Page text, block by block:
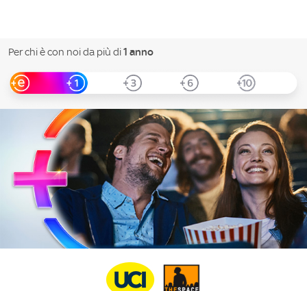
Per chi è con noi da più di1 anno